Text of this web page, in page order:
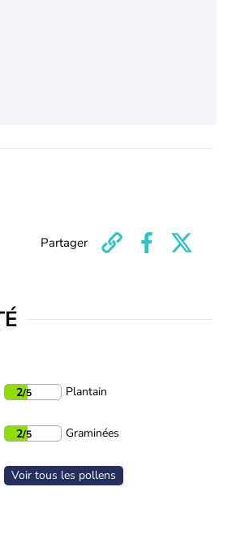
Partager
2/5 Plantain
2/5 Graminées
Voir tous les pollens